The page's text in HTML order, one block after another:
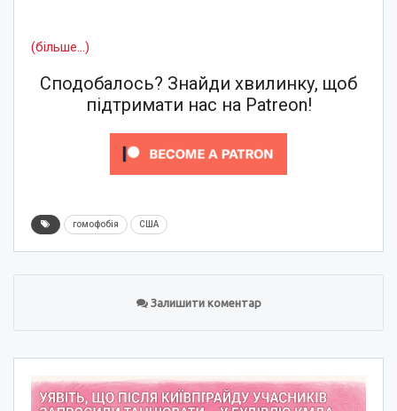
(більше…)
Сподобалось? Знайди хвилинку, щоб
підтримати нас на Patreon!
гомофобія США
Залишити коментар